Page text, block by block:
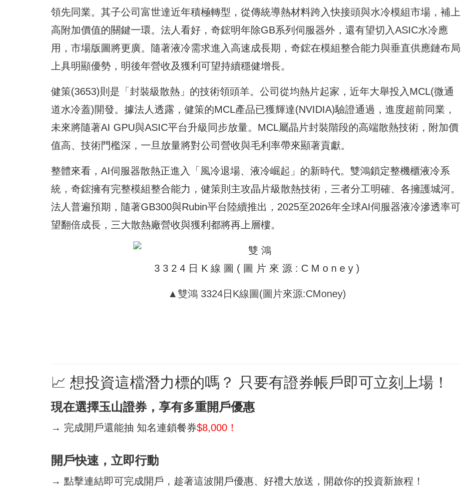
領先同業。其子公司富世達近年積極轉型，從傳統導熱材料跨入快接頭與水冷模組市場，補上
高附加價值的關鍵一環。法人看好，奇鋐明年除GB系列伺服器外，還有望切入ASIC水冷應
用，市場版圖將更廣。隨著液冷需求進入高速成長期，奇鋐在模組整合能力與垂直供應鏈布局
上具明顯優勢，明後年營收及獲利可望持續穩健增長。
健策(3653)則是「封裝級散熱」的技術領頭羊。公司從均熱片起家，近年大舉投入MCL(微通
道水冷蓋)開發。據法人透露，健策的MCL產品已獲輝達(NVIDIA)驗證通過，進度超前同業，
未來將隨著AI GPU與ASIC平台升級同步放量。MCL屬晶片封裝階段的高端散熱技術，附加價
值高、技術門檻深，一旦放量將對公司營收與毛利率帶來顯著貢獻。
整體來看，AI伺服器散熱正進入「風冷退場、液冷崛起」的新時代。雙鴻鎖定整機櫃液冷系
統，奇鋐擁有完整模組整合能力，健策則主攻晶片級散熱技術，三者分工明確、各擁護城河。
法人普遍預期，隨著GB300與Rubin平台陸續推出，2025至2026年全球AI伺服器液冷滲透率可
望翻倍成長，三大散熱廠營收與獲利都將再上層樓。
▲雙鴻 3324日K線圖(圖片來源:CMoney)
📈 想投資這檔潛力標的嗎？ 只要有證券帳戶即可立刻上場！
現在選擇玉山證券，享有多重開戶優惠
→ 完成開戶還能抽 知名連鎖餐券$8,000！
開戶快速，立即行動
→ 點擊連結即可完成開戶，趁著這波開戶優惠、好禮大放送，開啟你的投資新旅程！